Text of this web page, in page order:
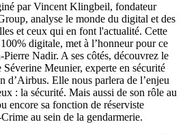
par Vincent Klingbeil, fondateur
analyse le monde du digital et des
et ceux qui en font l'actualité. Cette
digitale, met à l’honneur pour ce
Pierre Nadir. A ses côtés, découvrez le
Meunier, experte en sécurité
d’Airbus. Elle nous parlera de l’enjeu
: la sécurité. Mais aussi de son rôle au
encore sa fonction de réserviste
au sein de la gendarmerie.